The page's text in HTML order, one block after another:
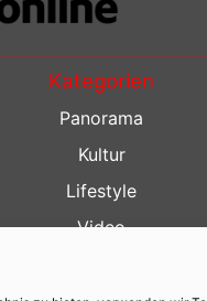
Kategorien
Panorama
Kultur
Lifestyle
Video